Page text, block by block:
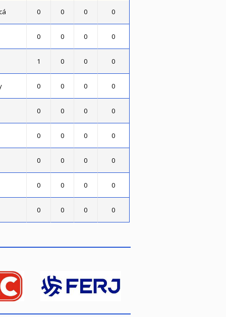
0 0 0 0
0 0 0 0
1 0 0 0
0 0 0 0
0 0 0 0
0 0 0 0
0 0 0 0
0 0 0 0
0 0 0 0